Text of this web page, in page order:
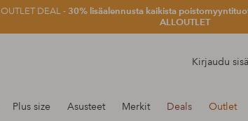
OUTLET DEAL -30% lisäalennusta kaikista
ALLOUTLET
Kirjaudu
Plus size Asusteet Merkit Deals Outlet